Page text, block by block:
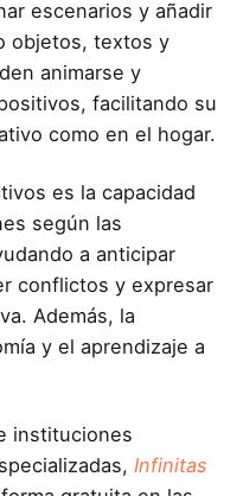
escenarios y añadir
objetos, textos y
animarse y
facilitando su
como en el hogar.
es la capacidad
según las
a anticipar
conflictos y expresar
Además, la
y el aprendizaje a
instituciones
Infinitas